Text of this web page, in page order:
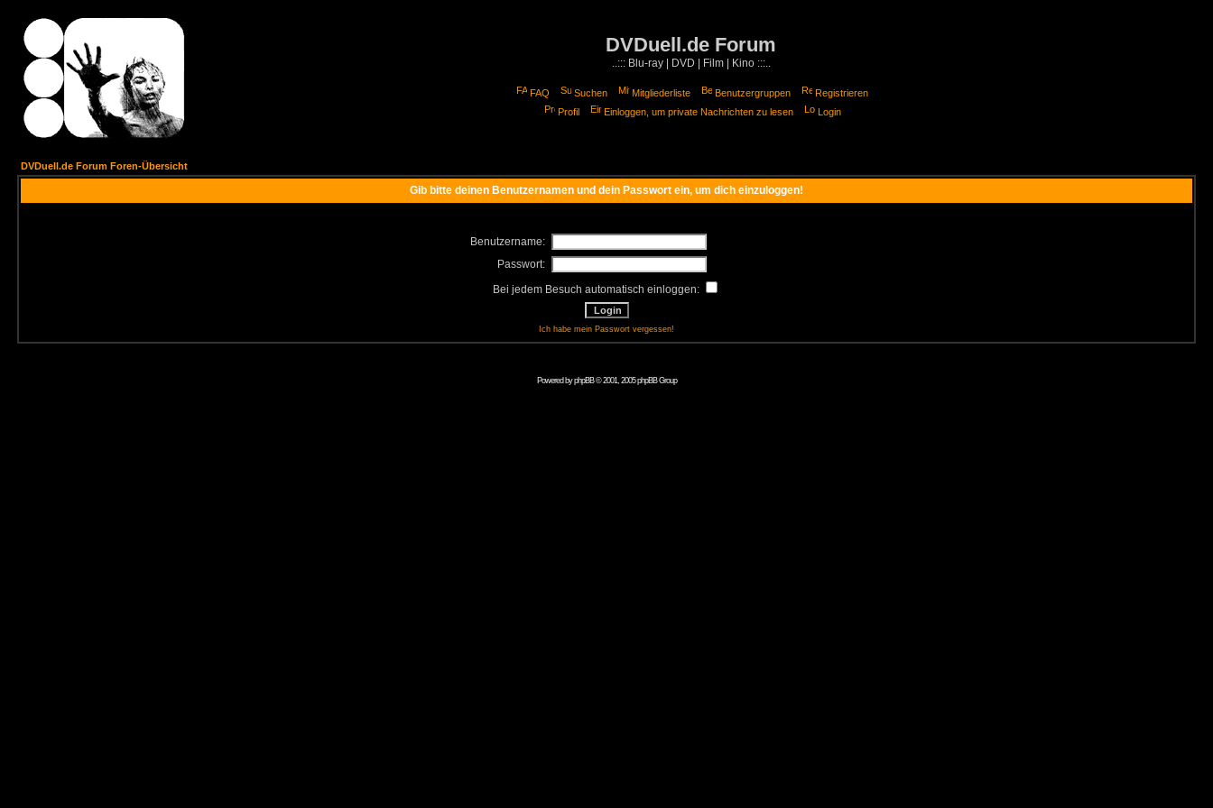
DVDuell.de Forum
..::: Blu-ray | DVD | Film | Kino :::..
FAQ Suchen Mitgliederliste Benutzergruppen
Registrieren
Profil
Einloggen, um private Nachrichten zu lesen Login
DVDuell.de Forum Foren-Übersicht
Gib bitte deinen Benutzernamen und dein Passwort ein, um dich einzuloggen!
Benutzername:
Passwort:
Bei jedem Besuch automatisch einloggen:
Ich habe mein Passwort vergessen!
Powered byphpBB© 2001, 2005 phpBB Group